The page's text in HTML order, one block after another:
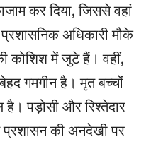
कर दिया, जिससे वहां
अधिकारी मौके
कोशिश में जुटे हैं। वहीं,
गमगीन है। मृत बच्चों
है। पड़ोसी और रिश्तेदार
की अनदेखी पर